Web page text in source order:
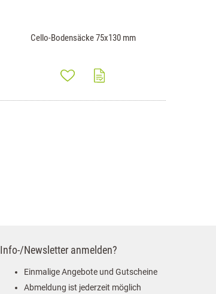
Cello-Bodensäcke 75x130 mm
Info-/Newsletter anmelden?
Einmalige Angebote und Gutscheine
Abmeldung ist jederzeit möglich